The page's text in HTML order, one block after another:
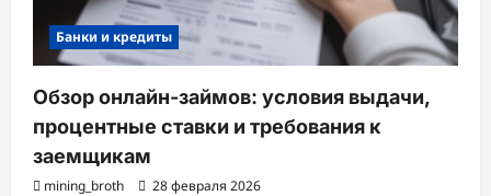
Банки и кредиты
Обзор онлайн-займов: условия выдачи,
процентные ставки и требования к
заемщикам
mining_broth 28 февраля 2026